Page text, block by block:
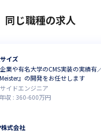
同じ職種の求人
イズ
業や有名大学のCMS実装の実績有
』の開発をお任せします
イドエンジニア
年収 : 360-600万円
式会社